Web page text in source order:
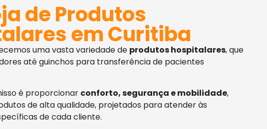
de Produtos
em Curitiba
uma vasta variedade de produtos hospitalares, que
até guinchos para transferência de pacientes
é proporcionar conforto, segurança e mobilidade,
de alta qualidade, projetados para atender às
de cada cliente.